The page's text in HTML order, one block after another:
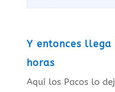
Y entonces
horas
Aquí los Pacos lo